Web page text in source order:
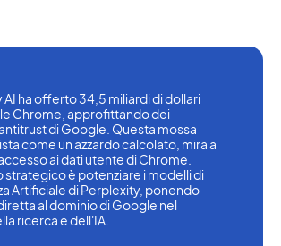
AI ha offerto 34,5 miliardi di dollari
Chrome, approfittando dei
di Google. Questa mossa
come un azzardo calcolato, mira a
ai dati utente di Chrome.
strategico è potenziare i modelli di
Artificiale di Perplexity, ponendo
al dominio di Google nel
ricerca e dell'IA.